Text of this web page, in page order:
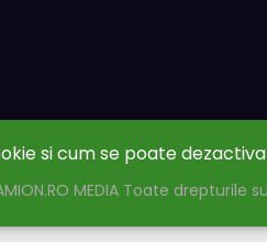
si cum se poate dezactiva
MEDIA Toate drepturile